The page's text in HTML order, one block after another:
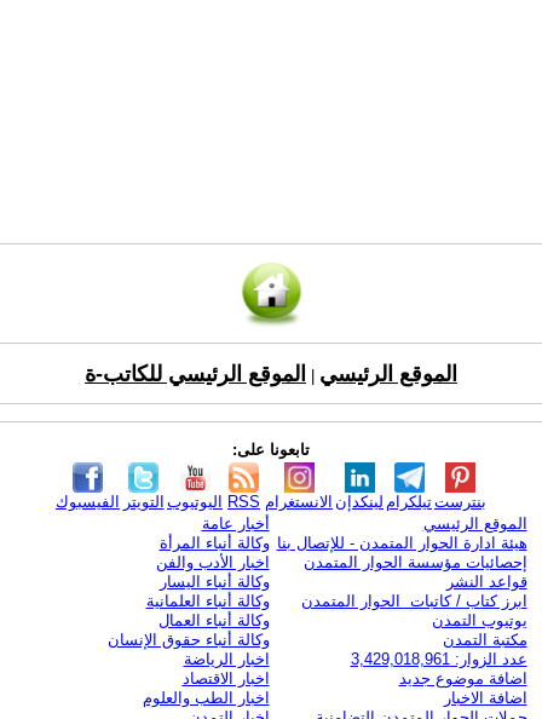
الموقع الرئيسي الموقع الرئيسي للكاتب-ة
تابعونا على:
الفيسبوك التويتر اليوتيوب RSS الانستغرام لينكدإن تيلكرامبنترست
الموقع الرئيسي
هيئة ادارة الحوار المتمدن - للإتصال بنا
إحصائيات مؤسسة الحوار المتمدن
قواعد النشر
ابرز كتاب / كاتبات الحوار المتمدن
يوتيوب التمدن
مكتبة التمدن
عدد الزوار: 3,429,018,961
اضافة موضوع جديد
اضافة الاخبار
أخبار عامة
وكالة أنباء المرأة
اخبار الأدب والفن
وكالة أنباء اليسار
وكالة أنباء العلمانية
وكالة أنباء العمال
وكالة أنباء حقوق الإنسان
اخبار الرياضة
اخبار الاقتصاد
اخبار الطب والعلوم